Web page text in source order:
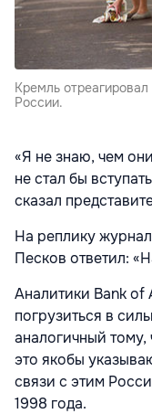
Кремль отреагировал
России.
«Я не знаю, чем
не стал бы
сказал
На реплику
Песков ответил:
Аналитики Bank of
погрузиться в
аналогичный
это якобы
связи с этим
1998 года.